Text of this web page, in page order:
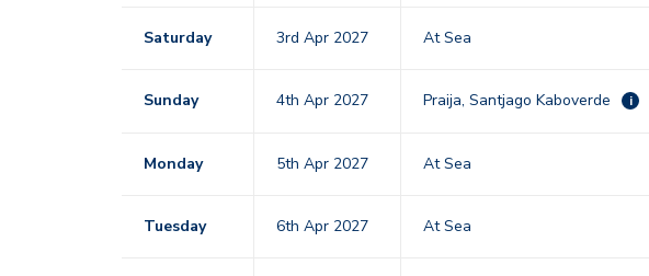
Saturday 3rd Apr 2027 At Sea
Sunday 4th Apr 2027 Praija, Santjago Kaboverde i
Monday 5th Apr 2027 At Sea
Tuesday 6th Apr 2027 At Sea